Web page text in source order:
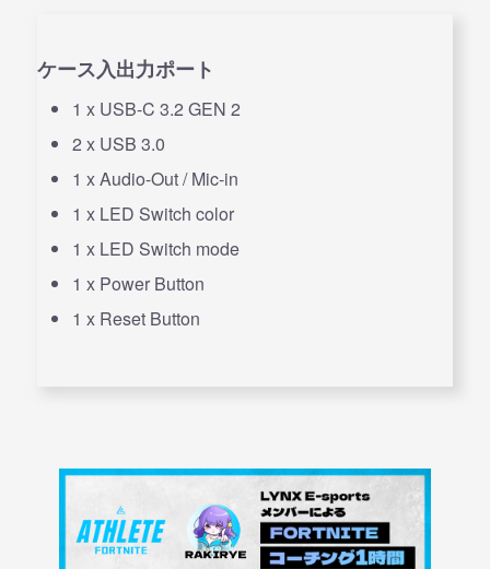
ケース入出力ポート
1 x USB-C 3.2 GEN 2
2 x USB 3.0
1 x Audio-Out / Mic-in
1 x LED Switch color
1 x LED Switch mode
1 x Power Button
1 x Reset Button